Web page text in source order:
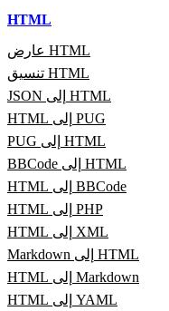
HTML
عارض HTML
تنسيق HTML
JSON إلى HTML
HTML إلى PUG
PUG إلى HTML
BBCode إلى HTML
HTML إلى BBCode
HTML إلى PHP
HTML إلى XML
Markdown إلى HTML
HTML إلى Markdown
HTML إلى YAML